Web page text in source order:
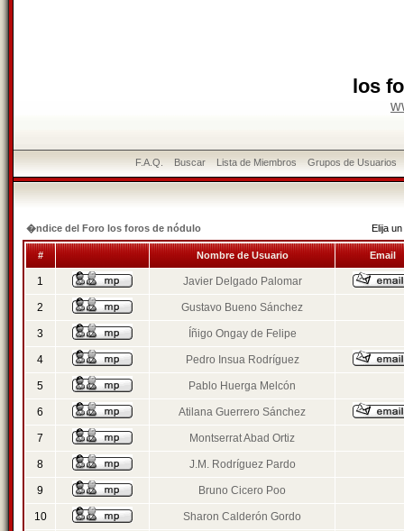
los
F.A.Q. Buscar Lista de Miembros Grupos de Usuarios
�ndice del Foro los foros de nódulo Elija
# Nombre de Usuario Email
1 Javier Delgado Palomar
2 Gustavo Bueno Sánchez
3 Íñigo Ongay de Felipe
4 Pedro Insua Rodríguez
5 Pablo Huerga Melcón
6 Atilana Guerrero Sánchez
7 Montserrat Abad Ortiz
8 J.M. Rodríguez Pardo
9 Bruno Cicero Poo
10 Sharon Calderón Gordo